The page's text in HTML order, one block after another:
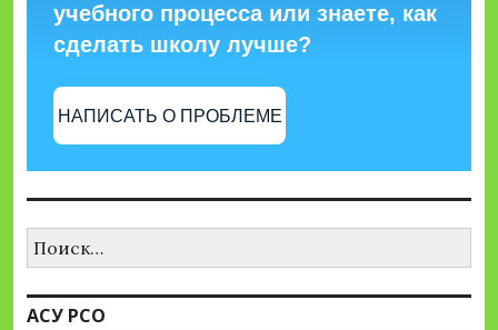
учебного процесса или знаете, как
сделать школу лучше?
НАПИСАТЬ О ПРОБЛЕМЕ
АСУ РСО